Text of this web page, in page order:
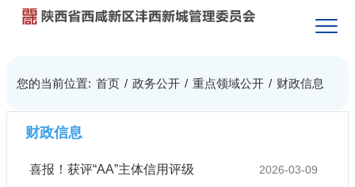
您的当前位置: 首页 / 政务公开 / 重点领域公开 / 财政信息
财政信息
2026-03-09
​喜报！获评“AA”主体信用评级